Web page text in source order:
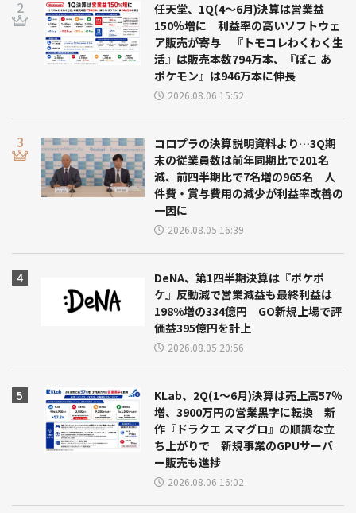
任天堂、1Q(4～6月)決算は営業益
150％増に 利益率の高いソフトウェ
ア販売が寄与 『トモコレわくわく生
活』は販売本数794万本、『ぽこ あ
ポケモン』は946万本に伸長
2026.08.06 15:52
コロプラの決算説明資料より…3Q期
末の従業員数は前年同期比で201名
減、前四半期比で7名増の965名 人
件費・賞与費用の減少が利益率改善の
一因に
2026.08.05 16:39
DeNA、第1四半期決算は『ポケポ
ケ』反動減で営業減益も最終利益は
198%増の334億円 GO新規上場で評
価益395億円を計上
2026.08.05 20:56
KLab、2Q(1～6月)決算は売上高57％
増、3900万円の営業黒字に転換 新
作『ドラクエ スマグロ』の順調な立
ち上がりで 新規事業のGPUサーバ
ー販売も進捗
2026.08.06 16:02